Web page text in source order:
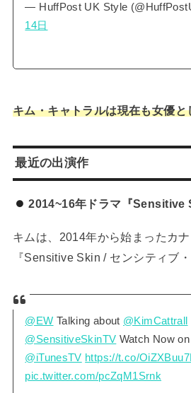
— HuffPost UK Style
14日
キム・キャトラルは現在も女優
最近の出演作
2014~16年ドラマ『Sensitive
キムは、2014年から始まったカ
『Sensitive Skin / センシティブ
@EW Talking about @KimCattrall
@SensitiveSkinTV Watch Now on
@iTunesTV https://t.co/
pic.twitter.com/pcZqM1Srnk